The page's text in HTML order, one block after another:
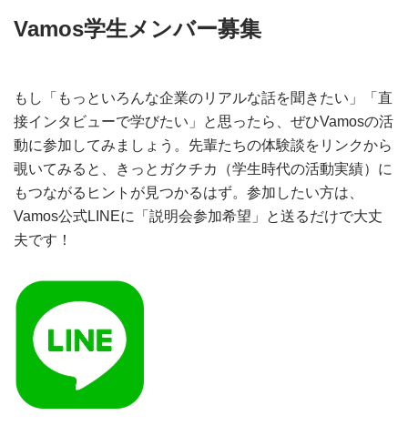
Vamos学生メンバー募集
もし「もっといろんな企業のリアルな話を聞きたい」「直
接インタビューで学びたい」と思ったら、ぜひVamosの活
動に参加してみましょう。先輩たちの体験談をリンクから
覗いてみると、きっとガクチカ（学生時代の活動実績）に
もつながるヒントが見つかるはず。参加したい方は、
Vamos公式LINEに「説明会参加希望」と送るだけで大丈
夫です！